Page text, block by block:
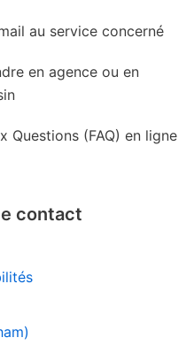
au service concerné
en agence ou en
Questions (FAQ) en ligne
contact